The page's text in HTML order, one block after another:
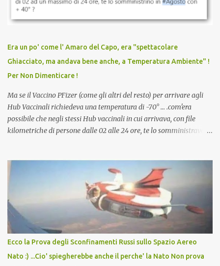
vaccinato, nessuno aveva prima cercato di farti sentire una
persona cattiva. Non avevamo mai visto un vaccino che minacci le
vaccino usato per minacciare i mezzi di sussistenza, il lavoro o la
scuola. Non avevamo mai visto un vaccino che permettesse a un
dodicenne di ignorare il consenso dei genitori. Dopo tutti i vaccini
che abbiamo elencato sopra...
Era un po' come l' Amaro del Capo, era "spettacolare
Ghiacciato, ma andava bene anche, a Temperatura Ambiente" !
Per Non Dimenticare !
Ma se il Vaccino PFizer (come gli altri del resto) per arrivare agli
Hub Vaccinali richiedeva una temperatura di -70° ... .com'era
possibile che negli stessi Hub vaccinali in cui arrivava, con file
kilometriche di persone dalle 02 alle 24 ore, te lo somministravano
Vaccino come: l' Amaro del Capo, era "spettacolare Ghiacciato, ma
andava bene anche, a Temperatura Ambiente"! Riproponiamo
l'articolo per NON Dimenticare!
Ecco la Prova degli Sconfinamenti Russi sullo Spazio Aereo
Nato :) ...Cio' spiegherebbe anche il perche' la Nato Non prova